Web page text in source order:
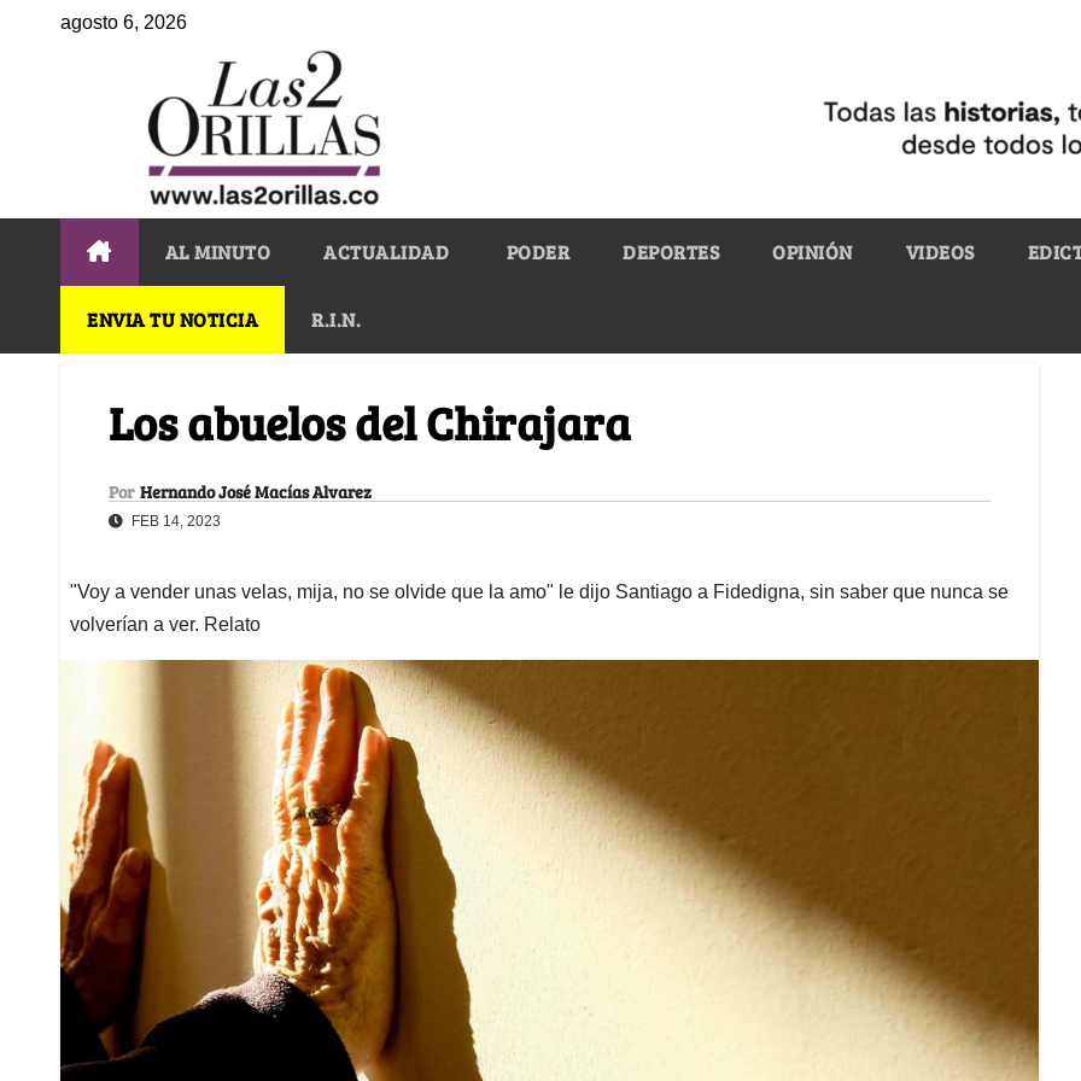
agosto 6, 2026
AL MINUTO ACTUALIDAD PODER DEPORTES OPINIÓN VIDEOS
ENVIA TU NOTICIA R.I.N.
Los abuelos del Chirajara
Por Hernando José Macías Alvarez
FEB 14, 2023
"Voy a vender unas velas, mija, no se olvide que la amo" le dijo Santiago a Fidedigna, sin saber que nunca se
volverían a ver. Relato